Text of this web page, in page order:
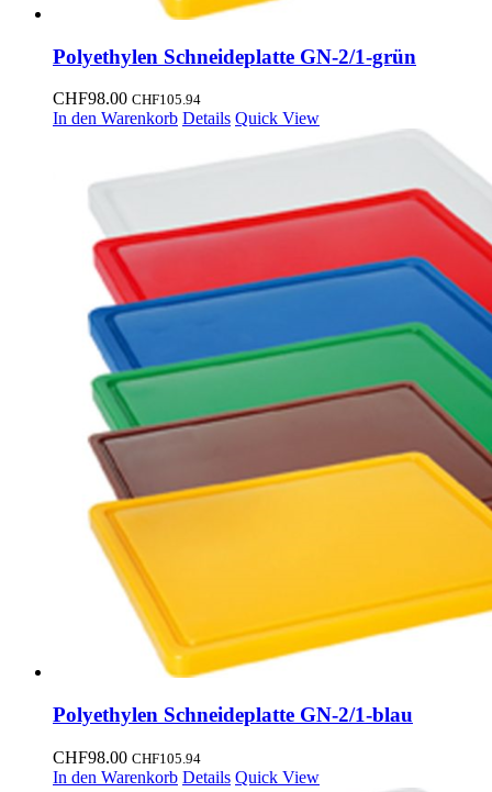
Polyethylen Schneideplatte GN-2/1-grün
CHF98.00 CHF105.94
In den Warenkorb Details Quick View
Polyethylen Schneideplatte GN-2/1-blau
CHF98.00 CHF105.94
In den Warenkorb Details Quick View